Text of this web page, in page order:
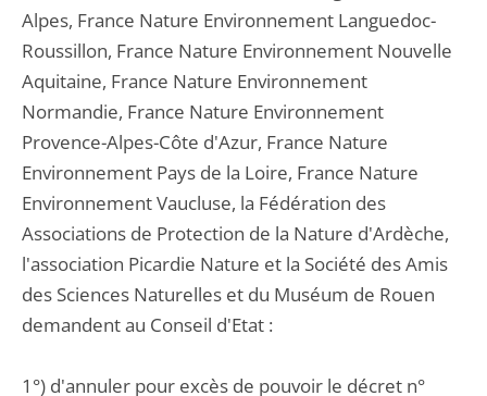
Alpes, France Nature Environnement Languedoc-
Roussillon, France Nature Environnement Nouvelle
Aquitaine, France Nature Environnement
Normandie, France Nature Environnement
Provence-Alpes-Côte d'Azur, France Nature
Environnement Pays de la Loire, France Nature
Environnement Vaucluse, la Fédération des
Associations de Protection de la Nature d'Ardèche,
l'association Picardie Nature et la Société des Amis
des Sciences Naturelles et du Muséum de Rouen
demandent au Conseil d'Etat :
1°) d'annuler pour excès de pouvoir le décret n°